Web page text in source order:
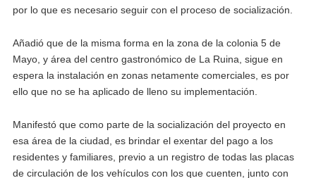
por lo que es necesario seguir con el proceso de socialización.
Añadió que de la misma forma en la zona de la colonia 5 de
Mayo, y área del centro gastronómico de La Ruina, sigue en
espera la instalación en zonas netamente comerciales, es por
ello que no se ha aplicado de lleno su implementación.
Manifestó que como parte de la socialización del proyecto en
esa área de la ciudad, es brindar el exentar del pago a los
residentes y familiares, previo a un registro de todas las placas
de circulación de los vehículos con los que cuenten, junto con